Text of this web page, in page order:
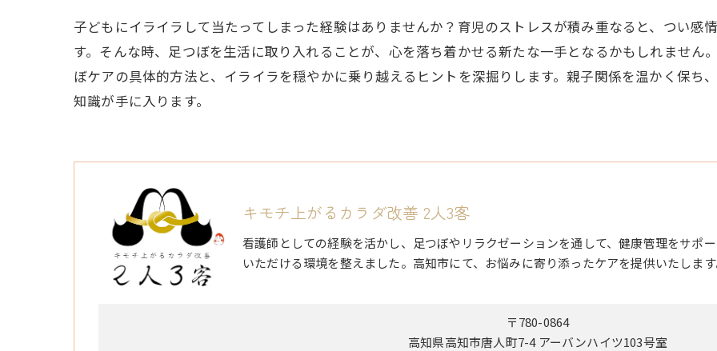
子どもにイライラして当たってしまった経験はありませんか？育児のストレスが積み重なると、つい感
す。そんな時、足つぼを生活に取り入れることが、心を落ち着かせる新たな一手となるかもしれません
ぼケアの具体的方法と、イライラを穏やかに乗り越えるヒントを深掘りします。親子関係を温かく保ち
知識が手に入ります。
キモチ上がるカラダ改善 2人3客
看護師としての経験を活かし、足つぼやリラクゼーションを通して、健康管理をサポ
いただける環境を整えました。高知市にて、お悩みに寄り添ったケアを提供いたしま
〒780-0864
高知県高知市唐人町7-4 アーバンハイツ103号室